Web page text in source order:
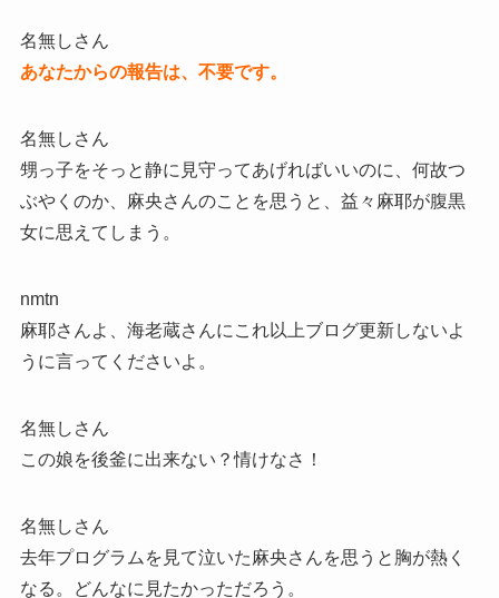
名無しさん
あなたからの報告は、不要です。
名無しさん
甥っ子をそっと静に見守ってあげればいいのに、何故つ
ぶやくのか、麻央さんのことを思うと、益々麻耶が腹黒
女に思えてしまう。
nmtn
麻耶さんよ、海老蔵さんにこれ以上ブログ更新しないよ
うに言ってくださいよ。
名無しさん
この娘を後釜に出来ない？情けなさ！
名無しさん
去年プログラムを見て泣いた麻央さんを思うと胸が熱く
なる。どんなに見たかっただろう。